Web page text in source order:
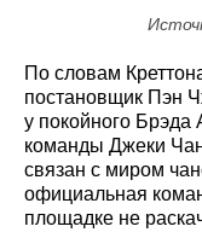
По словам
постановщик Пэн
у покойного Брэда
команды Джеки
связан с миром
официальная
площадке не